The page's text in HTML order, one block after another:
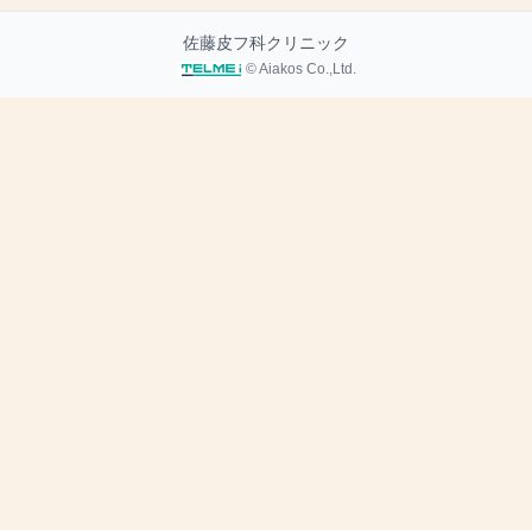
佐藤皮フ科クリニック
© Aiakos Co.,Ltd.